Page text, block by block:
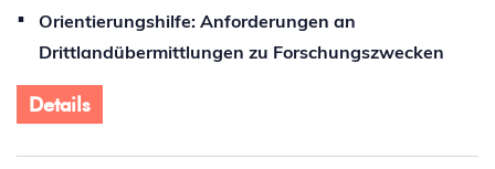
Orientierungshilfe: Anforderungen an
Drittlandübermittlungen zu Forschungszwecken
Details